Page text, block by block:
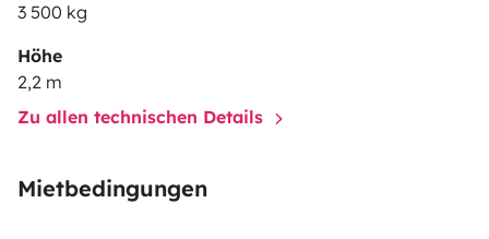
3 500 kg
Höhe
2,2 m
Zu allen technischen Details
Mietbedingungen